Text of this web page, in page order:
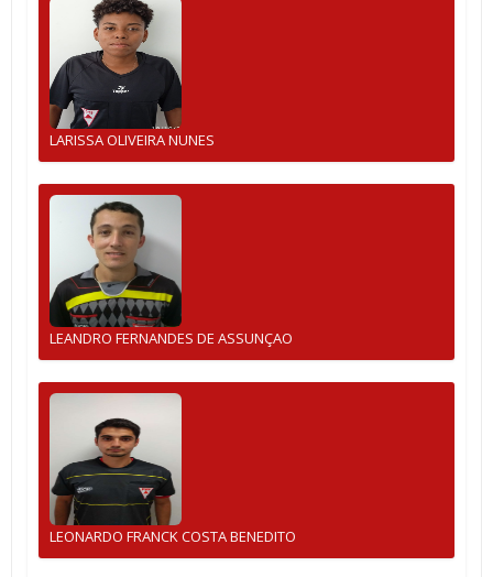
LARISSA OLIVEIRA NUNES
LEANDRO FERNANDES DE ASSUNÇAO
LEONARDO FRANCK COSTA BENEDITO